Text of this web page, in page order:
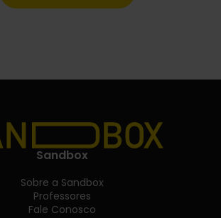
Sandbox
Sobre a Sandbox
Professores
Fale Conosco